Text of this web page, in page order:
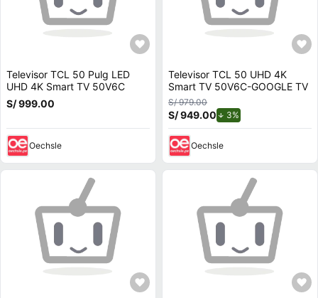
Televisor TCL 50 Pulg LED
UHD 4K Smart TV 50V6C
S/ 999.00
Oechsle
Televisor TCL 50 UHD 4K
Smart TV 50V6C-GOOGLE TV
S/ 979.00
S/ 949.00 3%
Oechsle